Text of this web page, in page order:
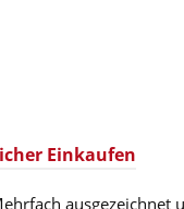
Einkaufen
ausgezeichnet